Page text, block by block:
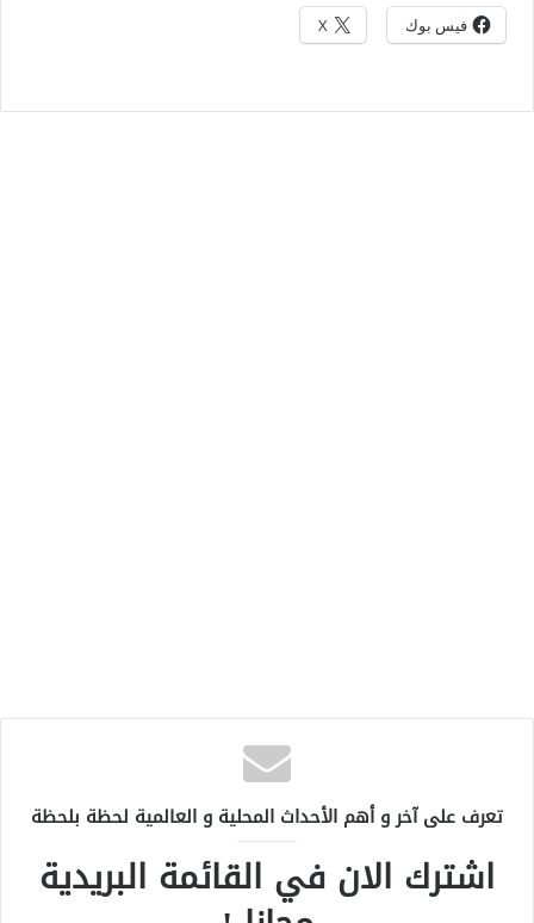
فيس بوك X
تعرف على آخر و أهم الأحداث المحلية و العالمية لحظة بلحظة
اشترك الان في القائمة البريدية